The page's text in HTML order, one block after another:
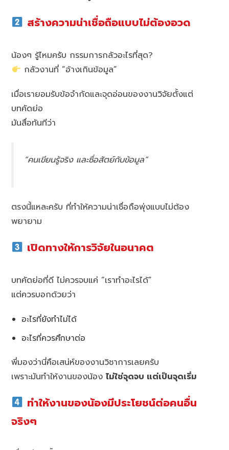
สร้างความน่าเชื่อถือแบบไม่ต้องอวด
น้องๆ รู้ไหมครับ กรรมการกลัวอะไรที่สุด?
กลัวงานที่ “อ้างเกินข้อมูล”
เมื่อเรายอมรับข้อจำกัดและจุดอ่อนของงานวิจัยตั้งแต่
บทคัดย่อ
มันสื่อทันทีว่า
“คนเขียนรู้จริง และซื่อสัตย์กับข้อมูล”
ตรงนี้แหละครับ ที่ทำให้ความน่าเชื่อถือพุ่งแบบไม่ต้อง
พยายาม
เปิดทางให้การวิจัยในอนาคต
บทคัดย่อที่ดี ไม่ควรจบแค่ “เราทำอะไรได้”
แต่ควรบอกด้วยว่า
อะไรที่ยังทำไม่ได้
อะไรที่ควรศึกษาต่อ
พี่มองว่านี่คือเสน่ห์ของงานวิชาการเลยครับ
เพราะมันทำให้งานของน้องไม่ใช่จุดจบ แต่เป็นจุดเริ่ม
ทำให้งานของน้องมีประโยชน์ต่อคนอื่น
จริงๆ